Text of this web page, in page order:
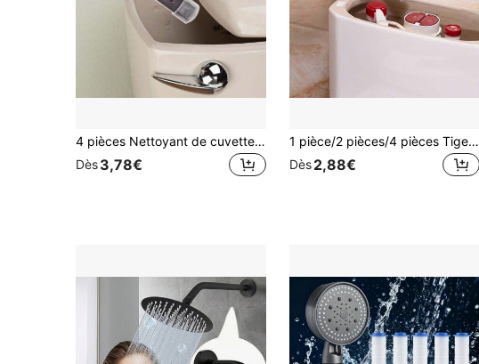
4 pièces Nettoyant de cuvette de toilette magnétique, longue durée sans produits chimiques sans taches, essentiel pour la maison, le dortoir, l'appartement
Dès3,78€
1 pièce/2 pièces/4 pièces Tige magnétique de nettoyage de toilette. Élimine les taches à long terme et la rouille. Purifie les ingrédients de l'eau pour la rendre claire. Magnétisation et élimination des taches durables. Outils de nettoyage pour la maison, le dortoir, la piscine. Accessoires et outils de salle de bain.
Dès2,88€